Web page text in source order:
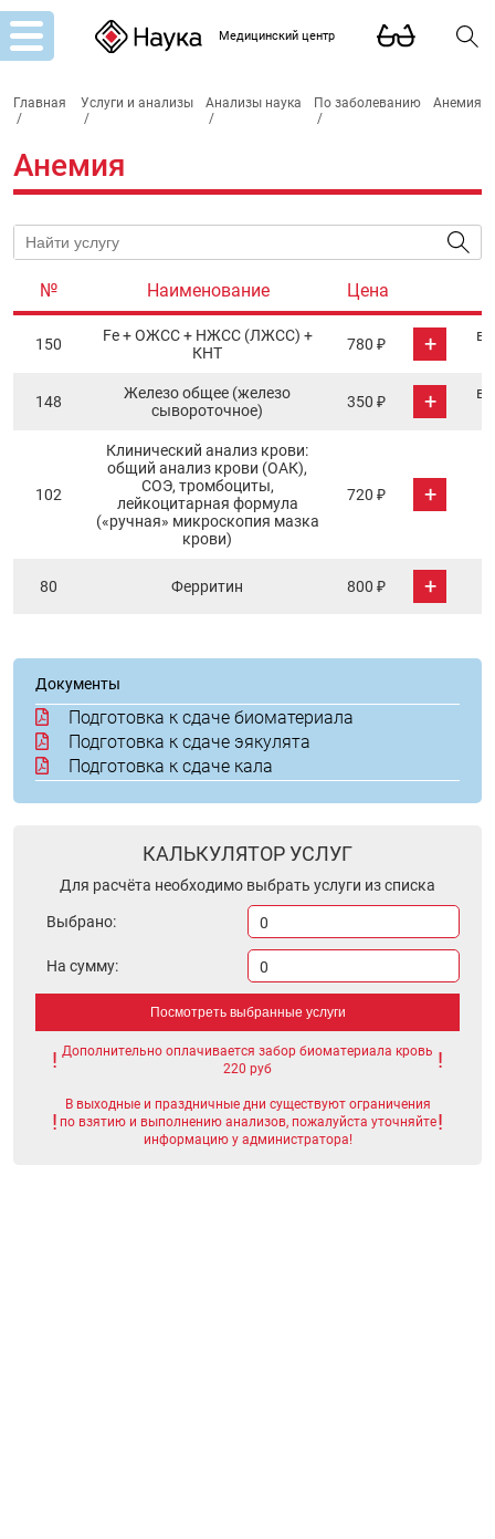
Медицинский центр
Главная
/
Услуги и анализы
/
Анализы наука
/
По заболеванию
/
Анемия
Анемия
№ Наименование Цена
150
Fe + ОЖCC + НЖСС (ЛЖСС) +
КНТ
780 ₽ + в
148
Железо общее (железо
сывороточное)
350 ₽ + в
102
Клинический анализ крови:
общий анализ крови (ОАК),
СОЭ, тромбоциты,
лейкоцитарная формула
(«ручная» микроскопия мазка
крови)
720 ₽ +
80 Ферритин 800 ₽ +
Документы
Подготовка к сдаче биоматериала
Подготовка к сдаче эякулята
Подготовка к сдаче кала
КАЛЬКУЛЯТОР УСЛУГ
Для расчёта необходимо выбрать услуги из списка
Выбрано: 0
На сумму: 0
Посмотреть выбранные услуги
Дополнительно оплачивается забор биоматериала кровь
220 руб
В выходные и праздничные дни существуют ограничения
по взятию и выполнению анализов, пожалуйста уточняйте
информацию у администратора!